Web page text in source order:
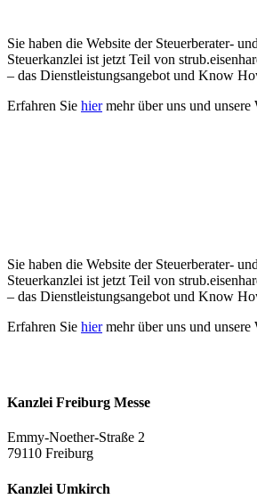
Sie haben die Website der Steuerberater-
Steuerkanzlei ist jetzt Teil von
– das Dienstleistungsangebot und Know
Erfahren Sie hiermehr über uns und unsere
Sie haben die Website der Steuerberater-
Steuerkanzlei ist jetzt Teil von
– das Dienstleistungsangebot und Know
Erfahren Sie hiermehr über uns und unsere
Kanzlei Freiburg Messe
Emmy-Noether-Straße 2
79110 Freiburg
Kanzlei Umkirch